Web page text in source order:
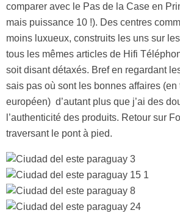
comparer avec le Pas de la Case en
mais puissance 10 !). Des centres
moins luxueux, construits les uns sur
tous les mêmes articles de Hifi
soit disant détaxés. Bref en regardant
sais pas où sont les bonnes affaires (en
européen) d’autant plus que j’ai des
l’authenticité des produits. Retour sur
traversant le pont à pied.